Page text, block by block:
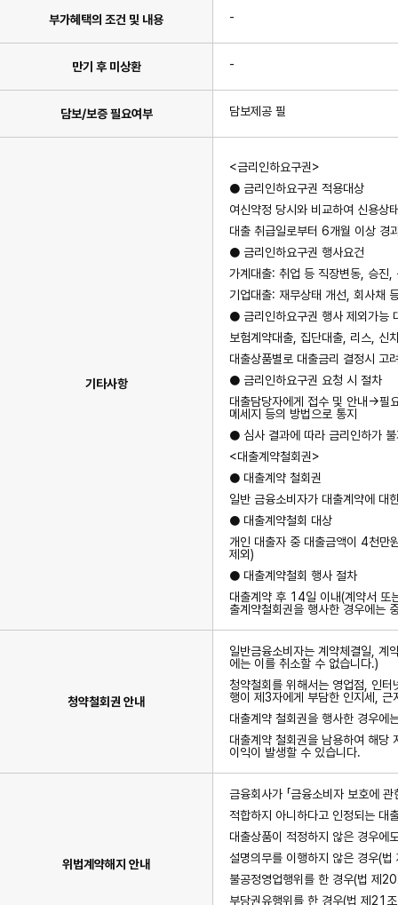
부가혜택의 조건 및 내용 -
만기 후 미상환 -
담보/보증 필요여부 담보제공 필
기타사항
<금리인하요구권>
● 금리인하요구권 적용대상
여신약정 당시와 비교하여 신용상
대출 취급일로부터 6개월 이상 경
● 금리인하요구권 행사요건
가계대출: 취업 등 직장변동, 승진,
기업대출: 재무상태 개선, 회사채
● 금리인하요구권 행사 제외가능
보험계약대출, 집단대출, 리스, 신
대출상품별로 대출금리 결정시 고
● 금리인하요구권 요청 시 절차
대출담당자에게 접수 및 안내→필
메세지 등의 방법으로 통지
● 심사 결과에 따라 금리인하가
<대출계약철회권>
● 대출계약 철회권
일반 금융소비자가 대출계약에 대
● 대출계약철회 대상
개인 대출자 중 대출금액이 4천만
제외)
● 대출계약철회 행사 절차
대출계약 후 14일 이내(계약서 또
출계약철회권을 행사한 경우에는
청약철회권 안내
일반금융소비자는 계약체결일, 계
에는 이를 취소할 수 없습니다.)
청약철회를 위해서는 영업점, 인
행이 제3자에게 부담한 인지세, 근
대출계약 철회권을 행사한 경우에
대출계약 철회권을 남용하여 해당
이익이 발생할 수 있습니다.
위법계약해지 안내
금융회사가 「금융소비자 보호에
적합하지 아니하다고 인정되는 대
대출상품이 적정하지 않은 경우에
설명의무를 이행하지 않은 경우(
불공정영업행위를 한 경우(법 제
부당권유행위를 한 경우(법 제21